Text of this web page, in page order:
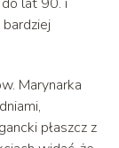
Marynarka
płaszcz z